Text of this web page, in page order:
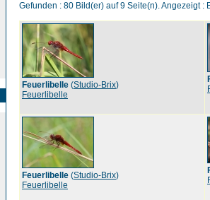
Gefunden : 80 Bild(er) auf 9 Seite(n). Angezeigt :
Feuerlibelle (Studio-Brix)
Feuerlibelle
Feuerlibelle (Studio-Brix)
Feuerlibelle